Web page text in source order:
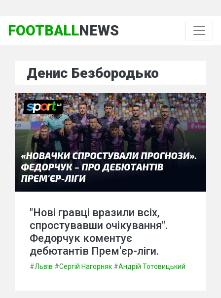
FOOTBALLNEWS
Денис Безбородько
"Нові гравці вразили всіх,
спростувавши очікування".
Федорчук коментує
дебютантів Прем'єр-ліги.
#Львів #Сергій Нагорняк #Андрій Тотовицький